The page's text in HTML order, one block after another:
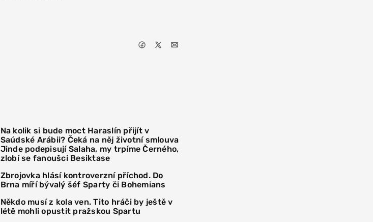
Na kolik si bude moct Haraslín přijít v
Saúdské Arábii? Čeká na něj životní smlouva
Jinde podepisují Salaha, my trpíme Černého,
zlobí se fanoušci Besiktase
Zbrojovka hlásí kontroverzní příchod. Do
Brna míří bývalý šéf Sparty či Bohemians
Někdo musí z kola ven. Tito hráči by ještě v
létě mohli opustit pražskou Spartu